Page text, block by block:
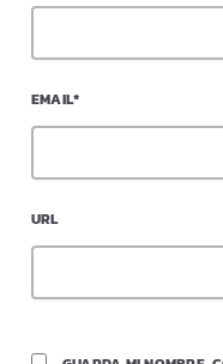
EMAIL*
URL